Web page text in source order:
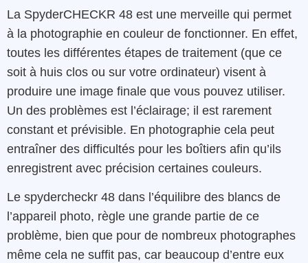
La SpyderCHECKR 48 est une merveille qui permet
à la photographie en couleur de fonctionner. En effet,
toutes les différentes étapes de traitement (que ce
soit à huis clos ou sur votre ordinateur) visent à
produire une image finale que vous pouvez utiliser.
Un des problèmes est l’éclairage; il est rarement
constant et prévisible. En photographie cela peut
entraîner des difficultés pour les boîtiers afin qu’ils
enregistrent avec précision certaines couleurs.
Le spydercheckr 48 dans l’équilibre des blancs de
l’appareil photo, règle une grande partie de ce
problème, bien que pour de nombreux photographes
même cela ne suffit pas, car beaucoup d’entre eux